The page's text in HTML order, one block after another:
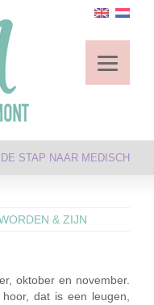
STAP NAAR MEDISCH
& ZIJN
oktober en november.
dat is een leugen,